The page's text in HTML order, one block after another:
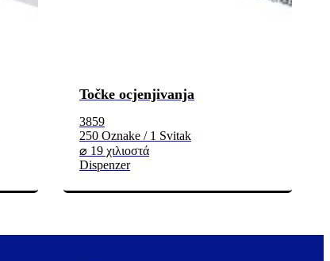
Točke ocjenjivanja
3859
250 Oznake / 1 Svitak
⌀ 19 χιλιοστά
Dispenzer